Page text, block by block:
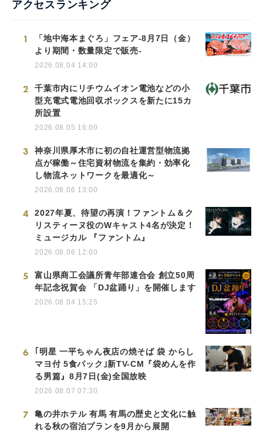
アクセスランキング
1
「地中海本まぐろ」フェア-8月7日（金）
より期間・数量限定で販売-
2026.08.04 14:00
2
千葉市内にリチウムイオン電池などの小
型充電式電池回収ボックスを新たに15カ
所設置
2026.08.05 16:00
3
神奈川県厚木市に初の自社運営型物流拠
点が稼働～住宅資材物流を集約・効率化
し物流ネットワークを最適化～
2026.08.06 13:00
4
2027年夏、待望の再演！ファントム＆ク
リスティーヌ役のWキャスト4名が決定！
ミュージカル 『ファントム』
2026.08.06 12:00
5
富山県商工会議所青年部連合会 創立50周
年記念祝賀会 「DJ盆踊り」を開催します
2026.08.04 15:25
6
｢明星 一平ちゃん夜店の焼そば 袋 からし
マヨ付 5食パック｣新TV-CM『袋めんを作
る男篇』8月7日(金)全国放映
2026.08.07 07:30
7
亀の井ホテル 有馬 有馬の歴史と文化に触
れる秋の宿泊プランを9月から展開